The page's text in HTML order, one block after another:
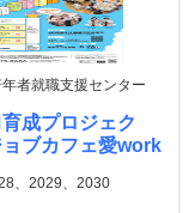
者就職支援センター
成プロジェク
ブカフェ愛work
、2029、2030